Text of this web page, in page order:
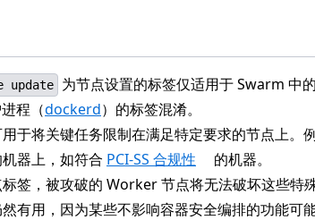
update
为节点设置的标签仅适用于 Swarm 中
程（dockerd）的标签混淆。
于将关键任务限制在满足特定要求的节点上。
器上，如符合 PCI-SS 合规性
的机器。
签，被攻破的 Worker 节点将无法破坏这些特殊
有用，因为某些不影响容器安全编排的功能可